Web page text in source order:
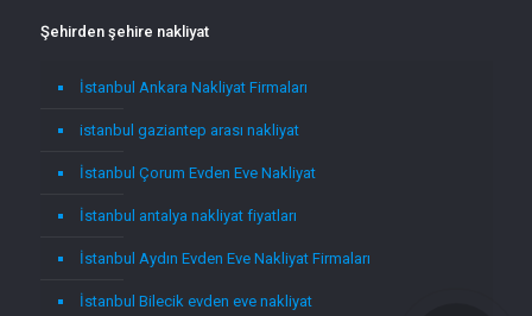
Şehirden şehire nakliyat
İstanbul Ankara Nakliyat Firmaları
istanbul gaziantep arası nakliyat
İstanbul Çorum Evden Eve Nakliyat
İstanbul antalya nakliyat fiyatları
İstanbul Aydın Evden Eve Nakliyat Firmaları
İstanbul Bilecik evden eve nakliyat